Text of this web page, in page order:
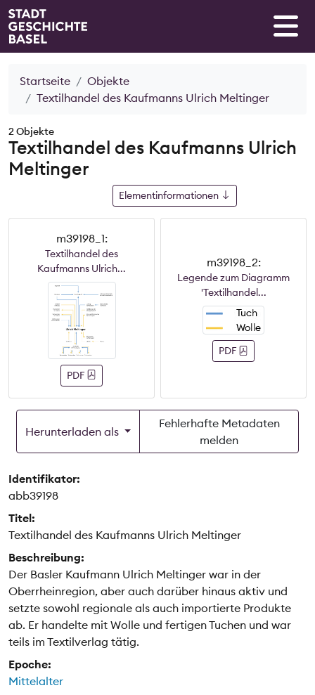
Startseite
Objekte
Textilhandel des Kaufmanns Ulrich Meltinger
2 Objekte
Textilhandel des Kaufmanns Ulrich
Meltinger
Elementinformationen
m39198_1:
Textilhandel des
Kaufmanns Ulrich...
PDF
m39198_2:
Legende zum Diagramm
'Textilhandel...
PDF
Herunterladen als
Fehlerhafte Metadaten
melden
Identifikator:
abb39198
Titel:
Textilhandel des Kaufmanns Ulrich Meltinger
Beschreibung:
Der Basler Kaufmann Ulrich Meltinger war in der
Oberrheinregion, aber auch darüber hinaus aktiv und
setzte sowohl regionale als auch importierte Produkte
ab. Er handelte mit Wolle und fertigen Tuchen und war
teils im Textilverlag tätig.
Epoche:
Mittelalter